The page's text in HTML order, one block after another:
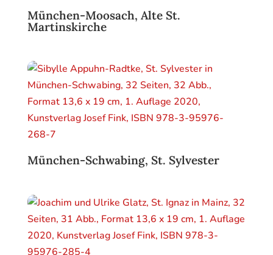
München-Moosach, Alte St.
Martinskirche
München-Schwabing, St. Sylvester